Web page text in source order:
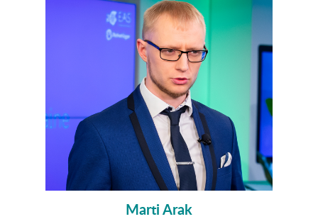
Marti Arak